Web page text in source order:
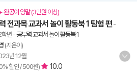
완공이 양말 (3만원 이상)
전과목 교과서 놀이 활동북 1 탐험 편 -
학년 -공부력 교과서 놀이 활동북 1
(지은이)
년 12월
할인 / 500원) 10.0